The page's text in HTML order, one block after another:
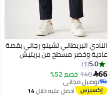
النادي البريطاني تشينو رجالي بقصة
عادية وخصر مسطح من بريتيش
كلوب
5.0
1
66
140 خصم 52%
توصيل مجاني
توصيل مجانياحصل عليه خلال14